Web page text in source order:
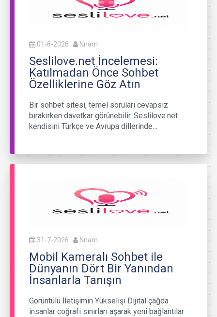
01-8-2026 Nnam
Seslilove.net İncelemesi:
Katılmadan Önce Sohbet
Özelliklerine Göz Atın
Bir sohbet sitesi, temel soruları cevapsız
bırakırken davetkar görünebilir. Seslilove.net
kendisini Türkçe ve Avrupa dillerinde…
31-7-2026 Nnam
Mobil Kameralı Sohbet ile
Dünyanın Dört Bir Yanından
İnsanlarla Tanışın
Görüntülü İletişimin Yükselişi Dijital çağda
insanlar coğrafi sınırları aşarak yeni bağlantılar